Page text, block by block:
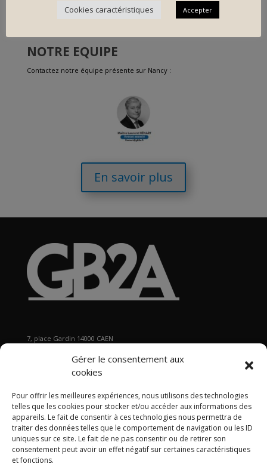
Gérer le consentement aux
cookies
Pour offrir les meilleures expériences, nous utilisons des technologies
telles que les cookies pour stocker et/ou accéder aux informations des
appareils. Le fait de consentir à ces technologies nous permettra de
traiter des données telles que le comportement de navigation ou les ID
uniques sur ce site. Le fait de ne pas consentir ou de retirer son
consentement peut avoir un effet négatif sur certaines caractéristiques
et fonctions.
NOTRE EQUIPE
Contactez notre équipe présente sur Nancy :
En savoir plus
7, place Gardin 14000 CAEN
ecretariat@gb2a.fr
Nos bureaux
Caen • Paris • Marseille Lyon• Nancy • Lille •Bordeaux •
International
Cookies caractéristiques Accepter